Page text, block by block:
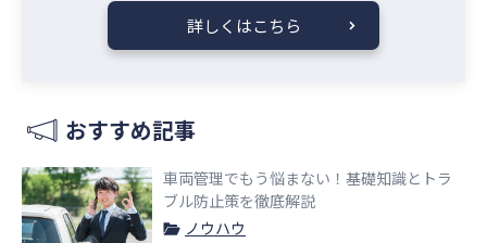
詳しくはこちら
おすすめ記事
車両管理でもう悩まない！基礎知識とトラ
ブル防止策を徹底解説
ノウハウ